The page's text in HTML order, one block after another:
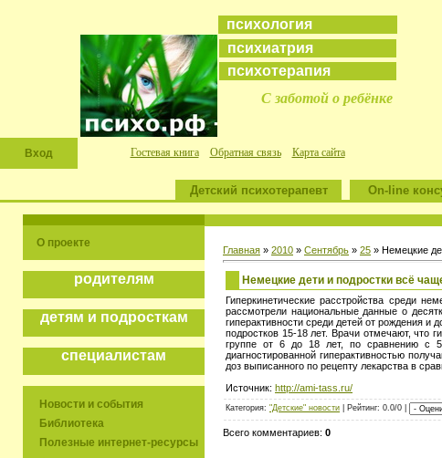
психология
психиатрия
психотерапия
С заботой о ребёнке
Вход Гостевая книга Обратная связь Карта сайта
Детский психотерапевт On-line
О проекте
родителям
детям и подросткам
специалистам
Новости и события
Библиотека
Полезные интернет-ресурсы
Главная » 2010 » Сентябрь » 25 » Немецкие
Немецкие дети и подростки всё
Гиперкинетические расстройства среди
рассмотрели национальные данные о
гиперактивности среди детей от рождения
подростков 15-18 лет. Врачи отмечают, что
группе от 6 до 18 лет, по сравнению с
диагностированной гиперактивностью
доз выписанного по рецепту лекарства в
Источник: http://ami-tass.ru/
Категория: "Детские" новости | Рейтинг: 0.0/0 |
Всего комментариев: 0